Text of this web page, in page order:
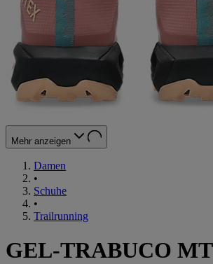
Mehr anzeigen
Damen
•
Schuhe
•
Trailrunning
GEL-TRABUCO